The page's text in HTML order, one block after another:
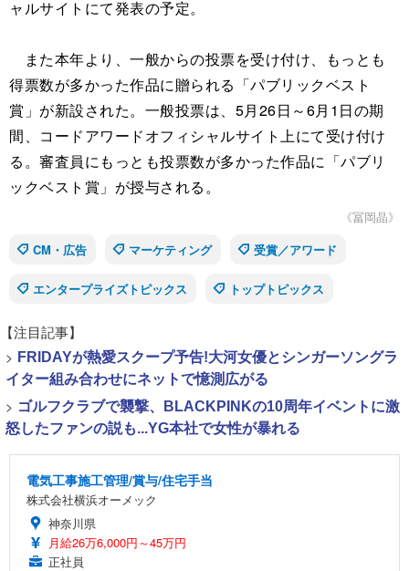
ャルサイトにて発表の予定。
また本年より、一般からの投票を受け付け、もっとも
得票数が多かった作品に贈られる「パブリックベスト
賞」が新設された。一般投票は、5月26日～6月1日の期
間、コードアワードオフィシャルサイト上にて受け付け
る。審査員にもっとも投票数が多かった作品に「パブリ
ックベスト賞」が授与される。
《冨岡晶》
CM・広告
マーケティング 受賞／アワード
エンタープライズトピックス トップトピックス
【注目記事】
> FRIDAYが熱愛スクープ予告!大河女優とシンガーソングラ
イター組み合わせにネットで憶測広がる
> ゴルフクラブで襲撃、BLACKPINKの10周年イベントに激
怒したファンの説も...YG本社で女性が暴れる
電気工事施工管理/賞与/住宅手当
株式会社横浜オーメック
神奈川県
月給26万6,000円～45万円
正社員